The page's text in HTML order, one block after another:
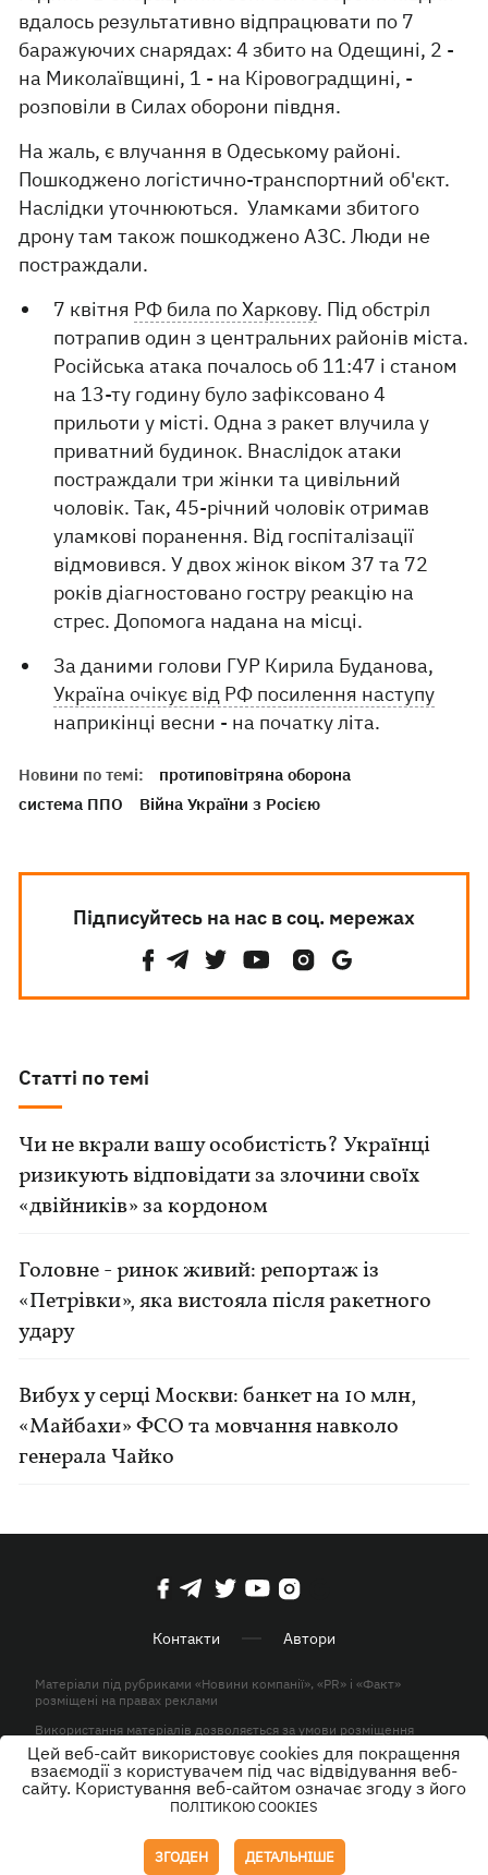
вдалось результативно відпрацювати по 7
баражуючих снарядах: 4 збито на Одещині, 2 -
на Миколаївщині, 1 - на Кіровоградщині, -
розповіли в Силах оборони півдня.
На жаль, є влучання в Одеському районі.
Пошкоджено логістично-транспортний об'єкт.
Наслідки уточнюються. Уламками збитого
дрону там також пошкоджено АЗС. Люди не
постраждали.
7 квітня РФ била по Харкову. Під обстріл
потрапив один з центральних районів міста.
Російська атака почалось об 11:47 і станом
на 13-ту годину було зафіксовано 4
прильоти у місті. Одна з ракет влучила у
приватний будинок. Внаслідок атаки
постраждали три жінки та цивільний
чоловік. Так, 45-річний чоловік отримав
уламкові поранення. Від госпіталізації
відмовився. У двох жінок віком 37 та 72
років діагностовано гостру реакцію на
стрес. Допомога надана на місці.
За даними голови ГУР Кирила Буданова,
Україна очікує від РФ посилення наступу
наприкінці весни - на початку літа.
Новини по темі:
протиповітряна оборона
система ППО
Війна України з Росією
Підписуйтесь на нас в соц. мережах
Статті по темі
Чи не вкрали вашу особистість? Українці
ризикують відповідати за злочини своїх
«двійників» за кордоном
Головне - ринок живий: репортаж із
«Петрівки», яка вистояла після ракетного
удару
Вибух у серці Москви: банкет на 10 млн,
«Майбахи» ФСО та мовчання навколо
генерала Чайко
Контакти Автори
Матеріали під рубриками «Новини компанії», «PR» і «Факт»
розміщені на правах реклами
Використання матеріалів дозволяється за умови розміщення
активного гіперпосилання на KP.UA в першому абзаці.
© ТОВ «ЮЛАВ МЕДІА» 2026. Всі права захищені.
Цей веб-сайт використовує cookies для покращення
взаємодії з користувачем під час відвідування веб-
сайту. Користування веб-сайтом означає згоду з його
ПОЛІТИКОЮ COOKIES
ЗГОДЕН ДЕТАЛЬНІШЕ